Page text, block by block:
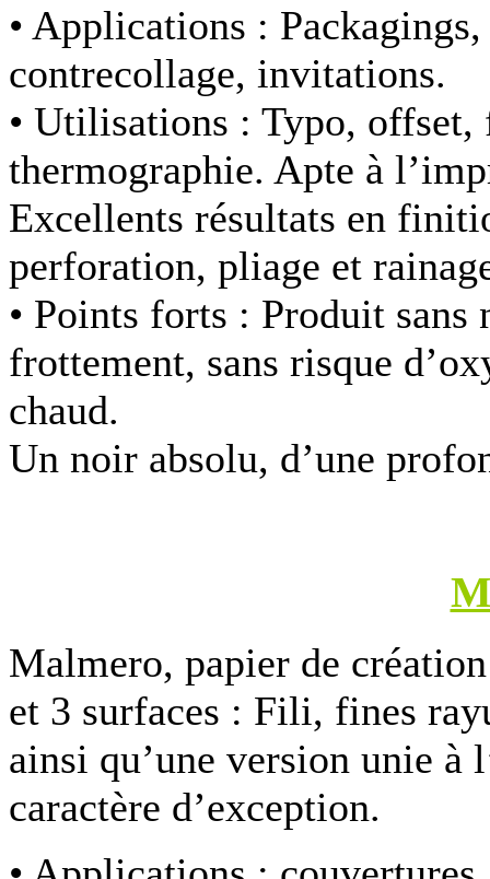
• Applications :
contrecollage, invitations.
• Utilisations : Typo, offset,
thermographie. Apte à
Excellents résultats en
perforation, pliage et
• Points forts : Produit sans
frottement, sans risque
chaud.
Un noir absolu, d’une
Malmero, papier de
et 3 surfaces : Fili, fines
ainsi qu’une version unie à
caractère d’exception.